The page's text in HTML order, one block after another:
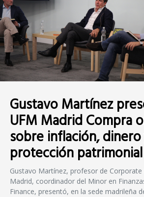
Gustavo Martínez
UFM Madrid Compra
sobre inflación,
protección patrimonial
Gustavo Martínez, profesor de Corporate
Madrid, coordinador del Minor en
Finance, presentó, en la sede madrileña